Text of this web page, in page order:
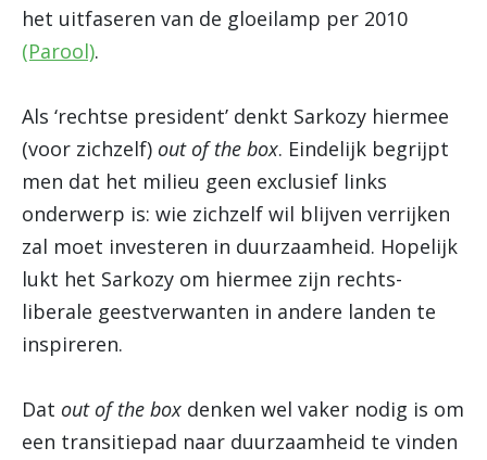
het uitfaseren van de gloeilamp per 2010
(Parool).
Als ‘rechtse president’ denkt Sarkozy hiermee
(voor zichzelf) out of the box. Eindelijk begrijpt
men dat het milieu geen exclusief links
onderwerp is: wie zichzelf wil blijven verrijken
zal moet investeren in duurzaamheid. Hopelijk
lukt het Sarkozy om hiermee zijn rechts-
liberale geestverwanten in andere landen te
inspireren.
Dat out of the box denken wel vaker nodig is om
een transitiepad naar duurzaamheid te vinden